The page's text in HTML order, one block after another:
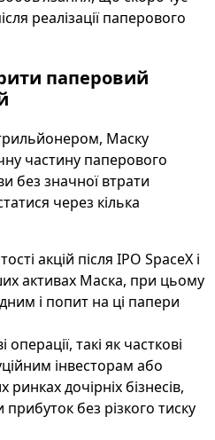
реалізації паперового
паперовий
Маску
частину паперового
без значної втрати
через кілька
акцій після IPO SpaceX і
активах Маска, при цьому
і попит на ці папери
такі як часткові
інвесторам або
дочірніх бізнесів,
без різкого тиску